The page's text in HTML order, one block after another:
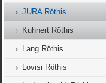
JURA Röthis
Kuhnert Röthis
Lang Röthis
Lovisi Röthis